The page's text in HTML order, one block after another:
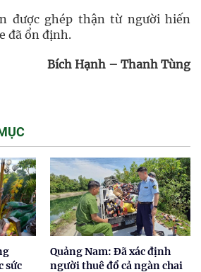
được ghép thận từ người hiến
đã ổn định.
Bích Hạnh – Thanh Tùng
sức
Quảng Nam: Đã xác định
người thuê đổ cả ngàn chai